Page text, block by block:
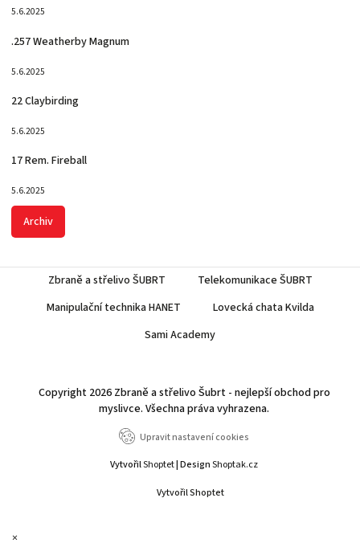
5.6.2025
.257 Weatherby Magnum
5.6.2025
22 Claybirding
5.6.2025
17 Rem. Fireball
5.6.2025
Archiv
Zbraně a střelivo ŠUBRT
Telekomunikace ŠUBRT
Manipulační technika HANET
Lovecká chata Kvilda
Sami Academy
Vytvořil Shoptet
Copyright 2026 Zbraně a střelivo Šubrt - nejlepší obchod pro
myslivce. Všechna práva vyhrazena.
Upravit nastavení cookies
VytvořilShoptet| DesignShoptak.cz
×